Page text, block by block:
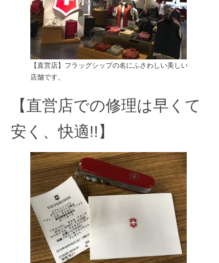
【直営店】フラッグシップの名にふさわしい美しい
店舗です。
【直営店での修理は早くて
安く、快適!!】